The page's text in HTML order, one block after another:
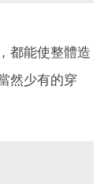
都能使整體造
然少有的穿